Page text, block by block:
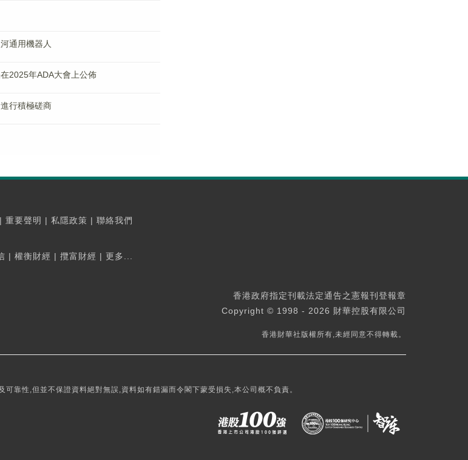
通用機器人
2025年ADA大會上公佈
行積極磋商
| 重要聲明 | 私隱政策 | 聯絡我們
| 權衡財經 | 攬富財經 | 更多...
香港政府指定刊載法定通告之憲報刊登報章
Copyright © 1998 - 2026 財華控股有限公司
香港財華社版權所有,未經同意不得轉載。
靠性,但並不保證資料絕對無誤,資料如有錯漏而令閣下蒙受損失,本公司概不負責。